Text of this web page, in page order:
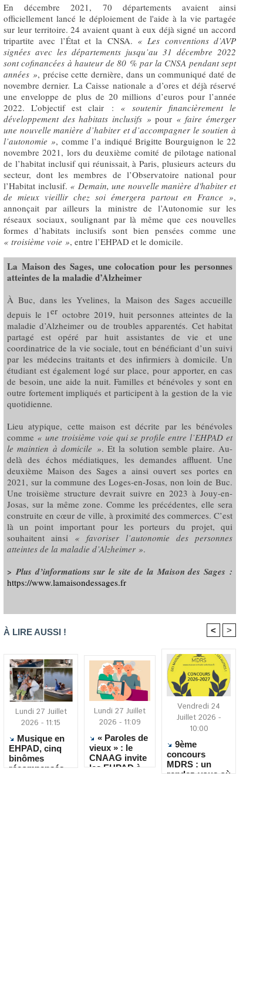
En décembre 2021, 70 départements avaient ainsi
officiellement lancé le déploiement de l'aide à la vie partagée
sur leur territoire. 24 avaient quant à eux déjà signé un accord
tripartite avec l’État et la CNSA. « Les conventions d’AVP
signées avec les départements jusqu’au 31 décembre 2022
sont cofinancées à hauteur de 80 % par la CNSA pendant sept
années », précise cette dernière, dans un communiqué daté de
novembre dernier. La Caisse nationale a d’ores et déjà réservé
une enveloppe de plus de 20 millions d’euros pour l’année
2022. L’objectif est clair : « soutenir financièrement le
développement des habitats inclusifs » pour «faire émerger
une nouvelle manière d’habiter et d’accompagner le soutien à
l’autonomie », comme l’a indiqué Brigitte Bourguignon le 22
novembre 2021, lors du deuxième comité de pilotage national
de l’habitat inclusif qui réunissait, à Paris, plusieurs acteurs du
secteur, dont les membres de l’Observatoire national pour
l’Habitat inclusif. « Demain, une nouvelle manière d'habiter et
de mieux vieillir chez soi émergera partout en France »,
annonçait par ailleurs la ministre de l’Autonomie sur les
réseaux sociaux, soulignant par là même que ces nouvelles
formes d’habitats inclusifs sont bien pensées comme une
« troisième voie », entre l’EHPAD et le domicile.
La Maison des Sages, une colocation pour les personnes
atteintes de la maladie d’Alzheimer
À Buc, dans les Yvelines, la Maison des Sages accueille
depuis le 1er octobre 2019, huit personnes atteintes de la
maladie d’Alzheimer ou de troubles apparentés. Cet habitat
partagé est opéré par huit assistantes de vie et une
coordinatrice de la vie sociale, tout en bénéficiant d’un suivi
par les médecins traitants et des infirmiers à domicile. Un
étudiant est également logé sur place, pour apporter, en cas
de besoin, une aide la nuit. Familles et bénévoles y sont en
outre fortement impliqués et participent à la gestion de la vie
quotidienne.
Lieu atypique, cette maison est décrite par les bénévoles
comme « une troisième voie qui se profile entre l’EHPAD et
le maintien à domicile ». Et la solution semble plaire. Au-
delà des échos médiatiques, les demandes affluent. Une
deuxième Maison des Sages a ainsi ouvert ses portes en
2021, sur la commune des Loges-en-Josas, non loin de Buc.
Une troisième structure devrait suivre en 2023 à Jouy-en-
Josas, sur la même zone. Comme les précédentes, elle sera
construite en cœur de ville, à proximité des commerces. C’est
là un point important pour les porteurs du projet, qui
souhaitent ainsi « favoriser l’autonomie des personnes
atteintes de la maladie d’Alzheimer ».
> Plus d’informations sur le site de la Maison des Sages :
https://www.lamaisondessages.fr
À LIRE AUSSI ! < >
Lundi 27 Juillet
2026 - 11:15
Musique en
EHPAD, cinq
binômes
récompensés
Lundi 27 Juillet
2026 - 11:09
« Paroles de
vieux » : le
CNAAG invite
les EHPAD à
Vendredi 24
Juillet 2026 -
10:00
9ème
concours
MDRS : un
rendez-vous où